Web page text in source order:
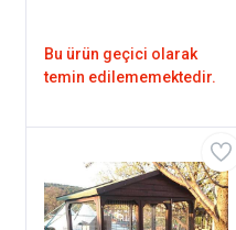
Bu ürün geçici olarak
temin edilememektedir.